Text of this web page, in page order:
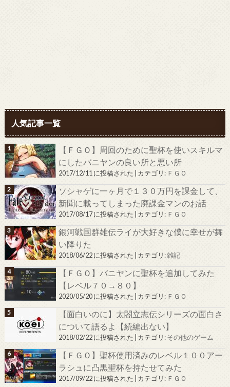
人気記事一覧
【ＦＧＯ】周回のために聖杯を使いスキルマ
にしたバニヤンの良い所と悪い所
2017/12/11 に投稿された カテゴリ: ＦＧＯ
ソシャゲに一ヶ月で１３０万円を課金して、
新聞に載ってしまった廃課金マンのお話
2017/08/17 に投稿された カテゴリ: ＦＧＯ
銀河戦国群雄伝ライが大好きな僕に幸せが舞
い降りた
2018/06/22 に投稿された カテゴリ:雑記
【ＦＧＯ】バニヤンに聖杯を追加してみた
【レベル７０→８０】
2020/05/20 に投稿された カテゴリ: ＦＧＯ
【面白いのに】太閤立志伝シリーズの面白さ
について語るよ【続編出ない】
2018/02/22 に投稿された カテゴリ:その他のゲーム
【ＦＧＯ】聖杯使用済みのレベル１００アー
ラシュに凸黒聖杯を持たせてみた
2017/09/22 に投稿された カテゴリ: ＦＧＯ